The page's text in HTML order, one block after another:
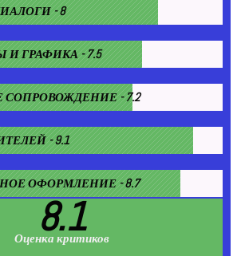
- 8
ГРАФИКА - 7.5
- 7.2
- 9.1
ОФОРМЛЕНИЕ - 8.7
8.1
Оценка критиков